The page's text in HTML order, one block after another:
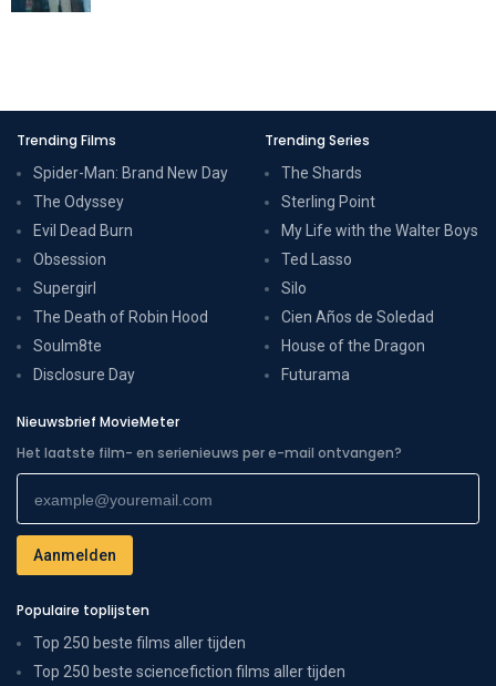
Trending Films
Spider-Man: Brand New Day
The Odyssey
Evil Dead Burn
Obsession
Supergirl
The Death of Robin Hood
Soulm8te
Disclosure Day
Trending Series
The Shards
Sterling Point
My Life with the Walter Boys
Ted Lasso
Silo
Cien Años de Soledad
House of the Dragon
Futurama
Nieuwsbrief MovieMeter
Het laatste film- en serienieuws per e-mail ontvangen?
Populaire toplijsten
Top 250 beste films aller tijden
Top 250 beste sciencefiction films aller tijden